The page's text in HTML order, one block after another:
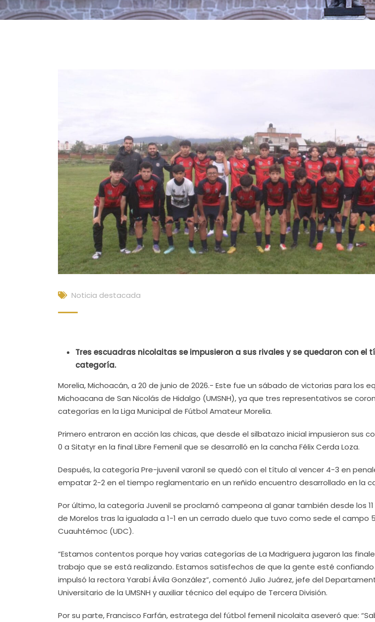
Noticia destacada
Tres escuadras nicolaitas se impusieron a sus rivales y se quedaron con el
categoría.
Morelia, Michoacán, a 20 de junio de 2026.- Este fue un sábado de victorias para los
Michoacana de San Nicolás de Hidalgo (UMSNH), ya que tres representativos se
categorías en la Liga Municipal de Fútbol Amateur Morelia.
Primero entraron en acción las chicas, que desde el silbatazo inicial impusieron sus
0 a Sitatyr en la final Libre Femenil que se desarrolló en la cancha Félix Cerda Loza.
Después, la categoría Pre-juvenil varonil se quedó con el título al vencer 4-3 en
empatar 2-2 en el tiempo reglamentario en un reñido encuentro desarrollado en la
Por último, la categoría Juvenil se proclamó campeona al ganar también desde los
de Morelos tras la igualada a 1-1 en un cerrado duelo que tuvo como sede el campo
Cuauhtémoc (UDC).
“Estamos contentos porque hoy varias categorías de La Madriguera jugaron las
trabajo que se está realizando. Estamos satisfechos de que la gente esté
impulsó la rectora Yarabí Ávila González”, comentó Julio Juárez, jefe del
Universitario de la UMSNH y auxiliar técnico del equipo de Tercera División.
Por su parte, Francisco Farfán, estratega del fútbol femenil nicolaita aseveró que: